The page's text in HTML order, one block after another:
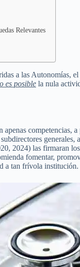
Relevantes
a las Autonomías,
es posible la nula
apenas competencias,
2024) las firmaran
fomentar,
a tan frívola institución.